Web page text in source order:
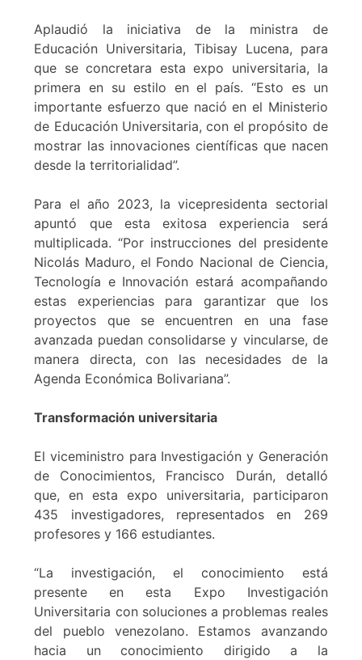
Aplaudió la iniciativa de la ministra de
Educación Universitaria, Tibisay Lucena, para
que se concretara esta expo universitaria, la
primera en su estilo en el país. “Esto es un
importante esfuerzo que nació en el Ministerio
de Educación Universitaria, con el propósito de
mostrar las innovaciones científicas que nacen
desde la territorialidad”.
Para el año 2023, la vicepresidenta sectorial
apuntó que esta exitosa experiencia será
multiplicada. “Por instrucciones del presidente
Nicolás Maduro, el Fondo Nacional de Ciencia,
Tecnología e Innovación estará acompañando
estas experiencias para garantizar que los
proyectos que se encuentren en una fase
avanzada puedan consolidarse y vincularse, de
manera directa, con las necesidades de la
Agenda Económica Bolivariana”.
Transformación universitaria
El viceministro para Investigación y Generación
de Conocimientos, Francisco Durán, detalló
que, en esta expo universitaria, participaron
435 investigadores, representados en 269
profesores y 166 estudiantes.
“La investigación, el conocimiento está
presente en esta Expo Investigación
Universitaria con soluciones a problemas reales
del pueblo venezolano. Estamos avanzando
hacia un conocimiento dirigido a la